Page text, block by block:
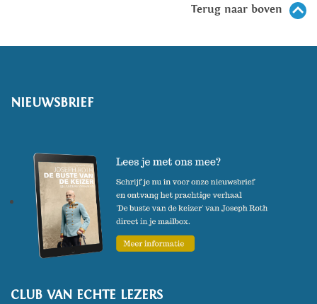
Terug naar boven
NIEUWSBRIEF
CLUB VAN ECHTE LEZERS